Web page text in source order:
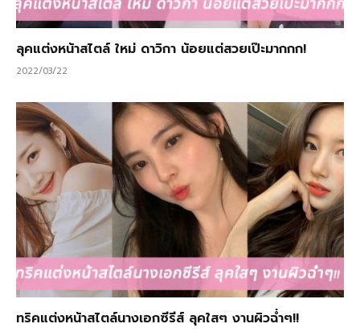
ลุคแต่งหน้าสไตล์ ใหม่ ดาวิกา น้อยแต่สวยเป๊ะมากกก!
2022/03/22
ทริคแต่งหน้าสไตล์นางเอกซีรีส์ ลุคใสๆ งานผิวฉ่ำๆ!!